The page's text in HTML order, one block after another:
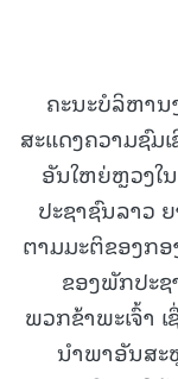
ຄະນະບໍລິຫານ
ສະແດງຄວາມຊົມ
ອັນໃຫຍ່ຫຼວງໃ
ປະຊາຊົນລາວ
ຕາມມະຕິຂອງກ
ຂອງພັກປະຊ
ພວກຂ້າພະເຈົ້າ
ນຳພາອັນສະ